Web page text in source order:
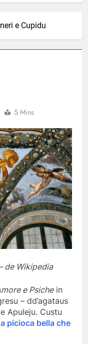
e Cupidu
5 Mins
de Wikipedia
e Psichein
– dd’agataus
Apuleju. Custu
picioca bella che